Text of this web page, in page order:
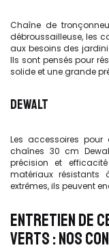
Chaîne de
débroussailleuse, les
aux besoins des
Ils sont pensés pour
solide et une grande
DEWALT
Les accessoires pour
chaînes 30 cm
précision et
matériaux résistants
extrêmes, ils peuvent
ENTRETIEN DE
VERTS : NOS